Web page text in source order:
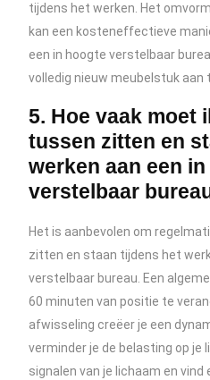
tijdens het werken. Het
kan een kosteneffectieve
een in hoogte verstelbaar
volledig nieuw meubelstuk aan
5. Hoe vaak moet
tussen zitten en
werken aan een
verstelbaar
Het is aanbevolen om
zitten en staan tijdens het
verstelbaar bureau. Een
60 minuten van positie te
afwisseling creëer je een
verminder je de belasting op je
signalen van je lichaam en